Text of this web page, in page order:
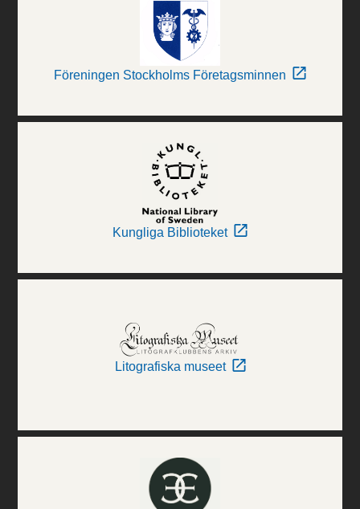
Föreningen Stockholms Företagsminnen
Kungliga Biblioteket
Litografiska museet